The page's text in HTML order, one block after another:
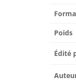
Poids
Édité